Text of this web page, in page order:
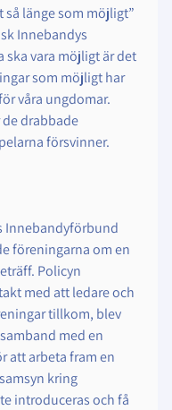
så länge som möjligt”
Innebandys
ska vara möjligt är det
som möjligt har
våra ungdomar.
drabbade
försvinner.
Innebandyförbund
föreningarna om en
Policyn
med att ledare och
tillkom, blev
med en
att arbeta fram en
kring
introduceras och få